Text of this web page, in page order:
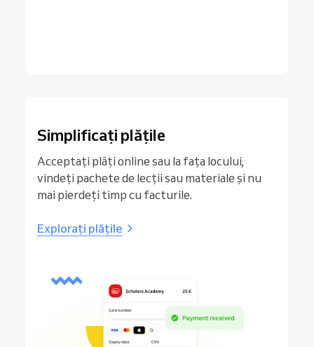
Simplificați plățile
Acceptați plăți online sau la fața locului,
vindeți pachete de lecții sau materiale și nu
mai pierdeți timp cu facturile.
Explorați plățile